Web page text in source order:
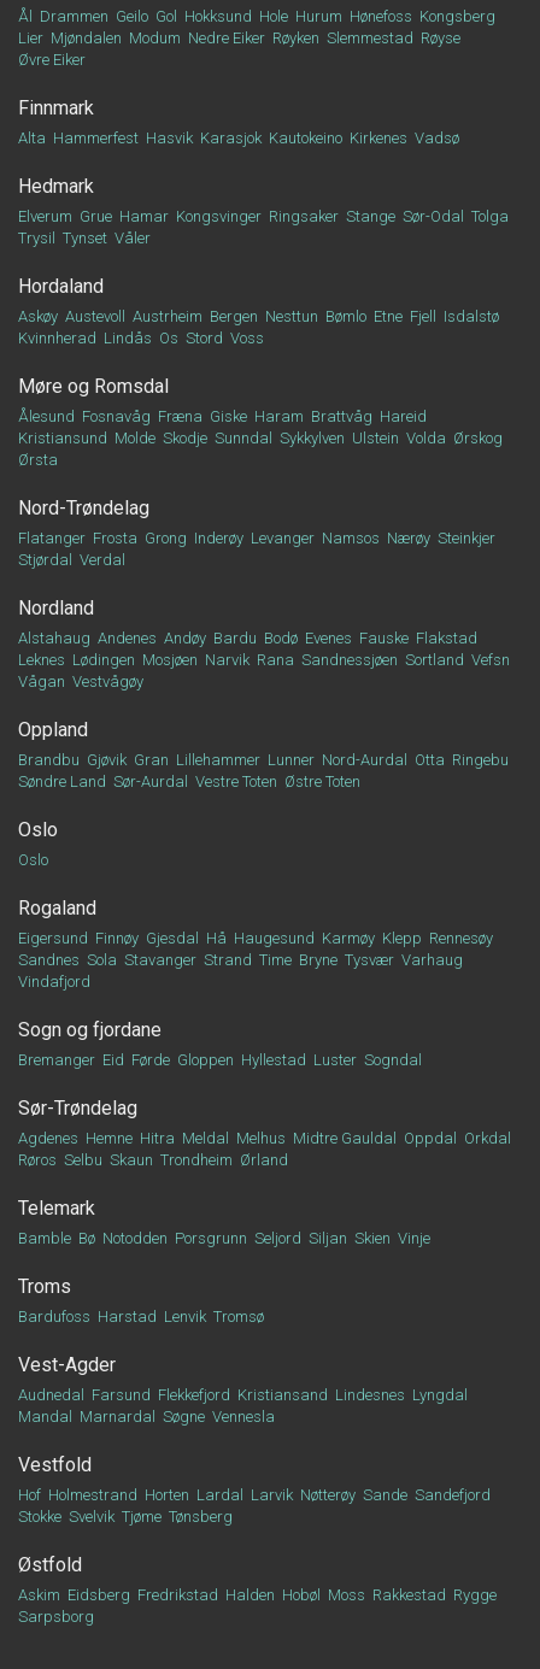
Ål Drammen Geilo Gol Hokksund Hole Hurum Hønefoss Kongsberg
Lier Mjøndalen Modum Nedre Eiker Røyken Slemmestad Røyse
Øvre Eiker
Finnmark
Alta Hammerfest Hasvik Karasjok Kautokeino Kirkenes Vadsø
Hedmark
Elverum Grue Hamar Kongsvinger Ringsaker Stange Sør-Odal
Tolga
Trysil
Tynset Våler
Hordaland
Askøy Austevoll Austrheim Bergen Nesttun Bømlo Etne Fjell
Isdalstø
Kvinnherad Lindås Os Stord Voss
Møre og Romsdal
Ålesund Fosnavåg Fræna Giske Haram Brattvåg Hareid
Kristiansund Molde Skodje Sunndal Sykkylven Ulstein Volda Ørskog
Ørsta
Nord-Trøndelag
Flatanger Frosta Grong Inderøy Levanger Namsos Nærøy Steinkjer
Stjørdal
Verdal
Nordland
Alstahaug Andenes Andøy Bardu Bodø Evenes Fauske Flakstad
Leknes Lødingen Mosjøen Narvik Rana Sandnessjøen Sortland Vefsn
Vågan Vestvågøy
Oppland
Brandbu Gjøvik Gran Lillehammer Lunner Nord-Aurdal Otta Ringebu
Søndre Land Sør-Aurdal Vestre Toten Østre Toten
Oslo
Oslo
Rogaland
Eigersund Finnøy Gjesdal Hå Haugesund Karmøy Klepp Rennesøy
Sandnes Sola Stavanger Strand Time Bryne Tysvær Varhaug
Vindafjord
Sogn og fjordane
Bremanger Eid Førde Gloppen Hyllestad Luster Sogndal
Sør-Trøndelag
Agdenes Hemne Hitra Meldal Melhus Midtre Gauldal Oppdal
Orkdal
Røros Selbu Skaun Trondheim Ørland
Telemark
Bamble Bø Notodden Porsgrunn Seljord Siljan Skien Vinje
Troms
Bardufoss Harstad Lenvik Tromsø
Vest-Agder
Audnedal Farsund Flekkefjord Kristiansand Lindesnes Lyngdal
Mandal
Marnardal Søgne Vennesla
Vestfold
Hof Holmestrand Horten Lardal Larvik Nøtterøy Sande Sandefjord
Stokke Svelvik Tjøme Tønsberg
Østfold
Askim Eidsberg Fredrikstad Halden Hobøl Moss Rakkestad Rygge
Sarpsborg